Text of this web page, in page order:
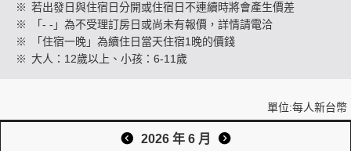
創造旅遊
※ 若出發日與住宿日分開或住宿日不連續時將會產生價差
※
「- -」為不受理訂房日或尚未有報價，詳情請電洽
※
「住宿一晚」為續住日當天住宿1晚的價錢
※ 大人：12歲以上、小孩：6-11歲
單位:每人新台幣
2026 年 6 月